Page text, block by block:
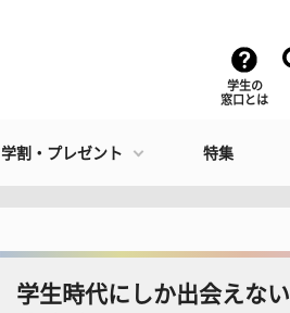
学生の
窓口とは
学割・プレゼント 特集
学生時代にしか出会えない